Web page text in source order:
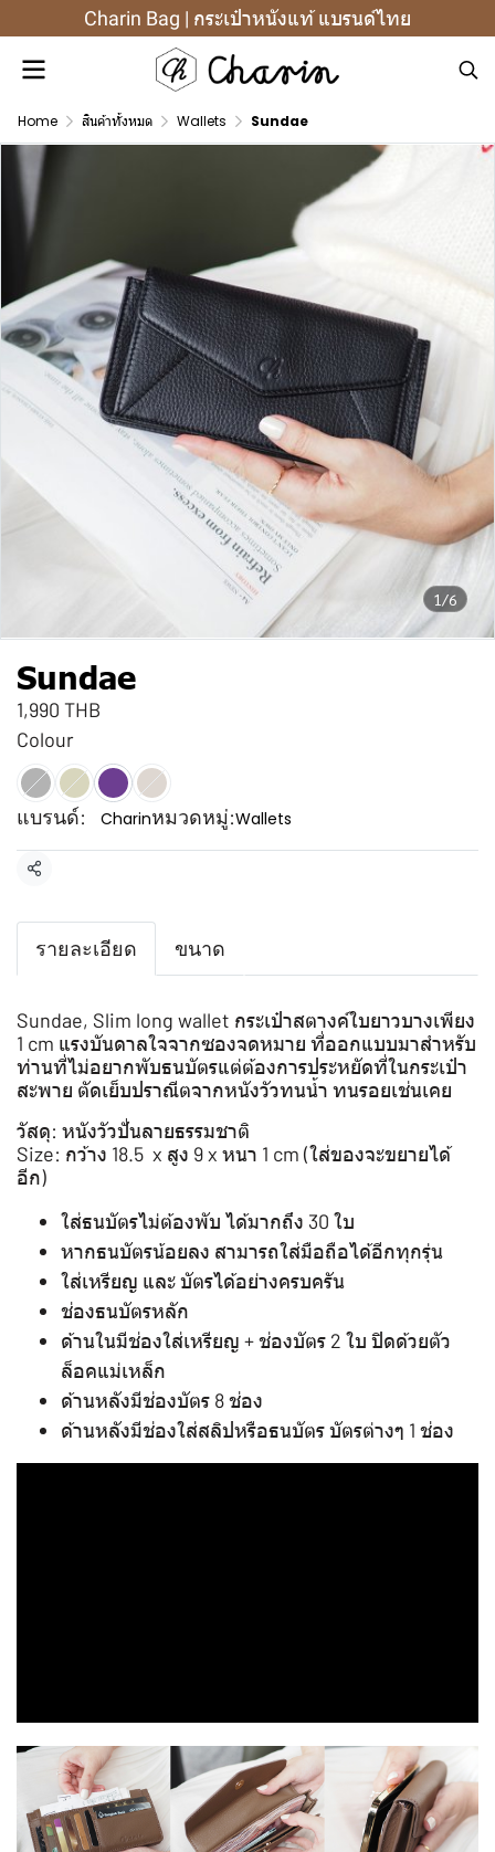
Charin Bag | กระเป๋าหนังแท้ แบรนด์ไทย
Home สินค้าทั้งหมด Wallets Sundae
1/6
Sundae
1,990 THB
Colour
แบรนด์: Charinหมวดหมู่:Wallets
แชร์
รายละเอียด ขนาด
Sundae, Slim long wallet กระเป๋าสตางค์ใบยาวบางเพียง
1 cm แรงบันดาลใจจากซองจดหมาย ที่ออกแบบมาสำหรับ
ท่านที่ไม่อยากพับธนบัตรแต่ต้องการประหยัดที่ในกระเป๋า
สะพาย ตัดเย็บปราณีตจากหนังวัวทนน้ำ ทนรอยเช่นเคย
วัสดุ: หนังวัวปั่นลายธรรมชาติ
Size: กว้าง 18.5 x สูง 9 x หนา 1 cm (ใส่ของจะขยายได้
อีก)
ใส่ธนบัตรไม่ต้องพับ ได้มากถึง 30 ใบ
หากธนบัตรน้อยลง สามารถใส่มือถือได้อีกทุกรุ่น
ใส่เหรียญ และ บัตรได้อย่างครบครัน
ช่องธนบัตรหลัก
ด้านในมีช่องใส่เหรียญ + ช่องบัตร 2 ใบ ปิดด้วยตัว
ล็อคแม่เหล็ก
ด้านหลังมีช่องบัตร 8 ช่อง
ด้านหลังมีช่องใส่สลิปหรือธนบัตร บัตรต่างๆ 1 ช่อง